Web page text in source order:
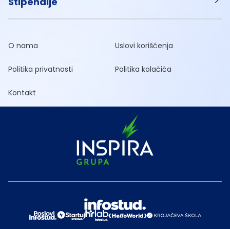
O nama Uslovi korišćenja
Politika privatnosti Politika kolačića
Kontakt